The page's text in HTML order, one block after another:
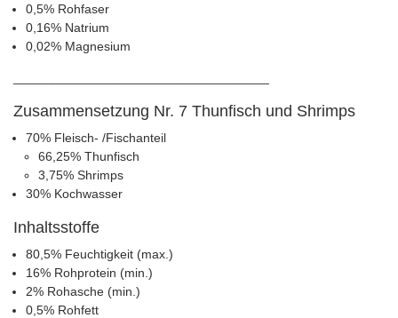
0,5% Rohfaser
0,16% Natrium
0,02% Magnesium
Zusammensetzung Nr. 7 Thunfisch und Shrimps
70% Fleisch- /Fischanteil
66,25% Thunfisch
3,75% Shrimps
30% Kochwasser
Inhaltsstoffe
80,5% Feuchtigkeit (max.)
16% Rohprotein (min.)
2% Rohasche (min.)
0,5% Rohfett